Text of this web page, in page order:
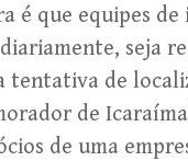
é que equipes
seja
tentativa de
de
de uma